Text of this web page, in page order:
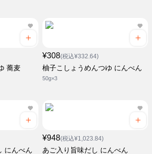
蕎麦
¥308(税込¥332.64)
柚子こしょうめんつゆ にんべん
50g×3
にんべん
¥948(税込¥1,023.84)
あご入り旨味だし にんべん